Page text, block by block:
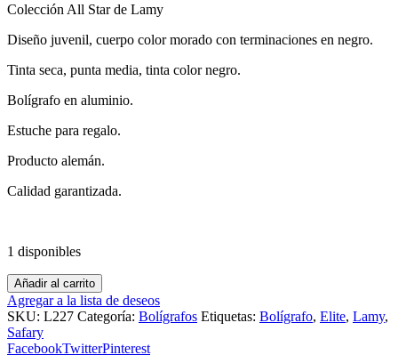
Colección All Star de Lamy
Diseño juvenil, cuerpo color morado con terminaciones en negro.
Tinta seca, punta media, tinta color negro.
Bolígrafo en aluminio.
Estuche para regalo.
Producto alemán.
Calidad garantizada.
1 disponibles
Añadir al carrito
Agregar a la lista de deseos
SKU: L227 Categoría: Bolígrafos Etiquetas: Bolígrafo, Elite, Lamy,
Safary
FacebookTwitterPinterest